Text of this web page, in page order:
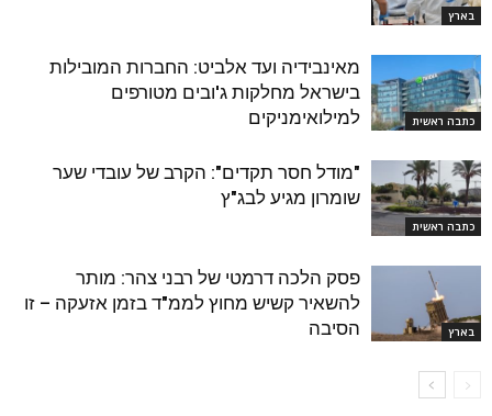
בארץ
כתבה ראשית
מאינבידיה ועד אלביט: החברות המובילות
בישראל מחלקות ג'ובים מטורפים
למילואימניקים
כתבה ראשית
"מודל חסר תקדים": הקרב של עובדי שער
שומרון מגיע לבג"ץ
בארץ
פסק הלכה דרמטי של רבני צהר: מותר
להשאיר קשיש מחוץ לממ"ד בזמן אזעקה – זו
הסיבה